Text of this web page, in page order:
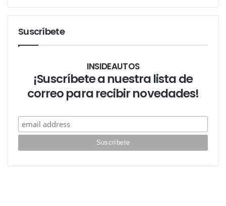
Suscríbete
INSIDEAUTOS
¡Suscríbete a nuestra lista de
correo para recibir novedades!